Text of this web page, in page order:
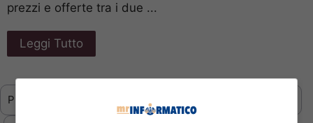
prezzi e offerte tra i due ...
Leggi Tutto
Previous